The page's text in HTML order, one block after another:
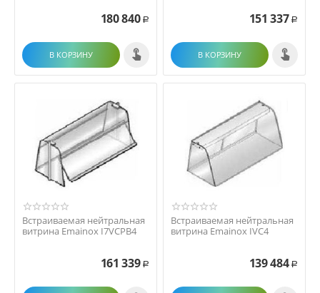
180 840 Р
В КОРЗИНУ
151 337 Р
В КОРЗИНУ
Встраиваемая нейтральная
витрина Emainox I7VCPB4
161 339 Р
Встраиваемая нейтральная
витрина Emainox IVC4
139 484 Р